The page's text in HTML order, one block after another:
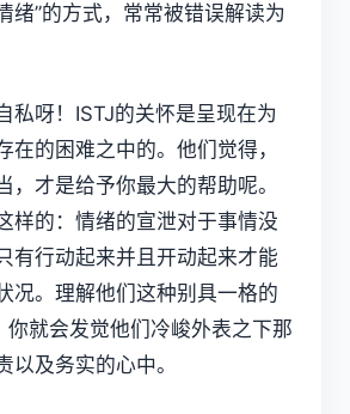
绪”的方式，常常被错误解读为
私呀！ISTJ的关怀是呈现在为
在的困难之中的。他们觉得，
，才是给予你最大的帮助呢。
样的：情绪的宣泄对于事情没
有行动起来并且开动起来才能
况。理解他们这种别具一格的
你就会发觉他们冷峻外表之下那
以及务实的心中。